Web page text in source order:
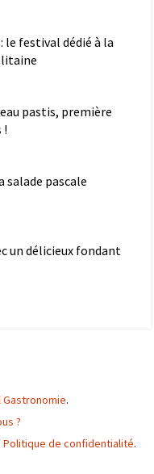
le festival dédié à la
pastis, première
!
salade pascale
un délicieux fondant
Gastronomie.
?
Politique de confidentialité.